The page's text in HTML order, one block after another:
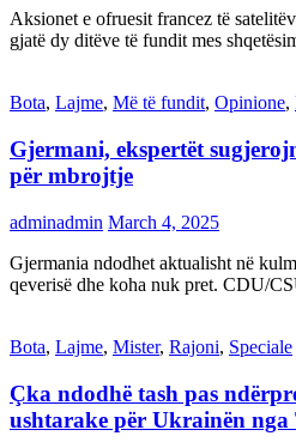
Aksionet e ofruesit francez të
gjatë dy ditëve të fundit mes
Bota, Lajme, Më të fundit, Opinione,
Gjermani, ekspertët
për mbrojtje
adminadmin March 4, 2025
Gjermania ndodhet aktualisht në
qeverisë dhe koha nuk pret. CDU/
Bota, Lajme, Mister, Rajoni, Speciale
Çka ndodhë tash pas
ushtarake për Ukrainën